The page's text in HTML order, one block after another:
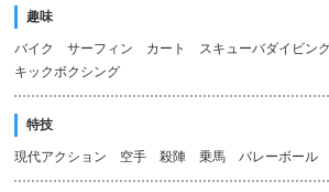
趣味
バイク サーフィン カート スキューバダイビ
キックボクシング
特技
現代アクション 空手 殺陣 乗馬 バレーボール